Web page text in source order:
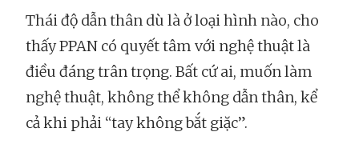
Thái độ dẫn thân dù là ở loại hình nào, cho
thấy PPAN có quyết tâm với nghệ thuật là
điều đáng trân trọng. Bất cứ ai, muốn làm
nghệ thuật, không thể không dẫn thân, kể
cả khi phải “tay không bắt giặc”.